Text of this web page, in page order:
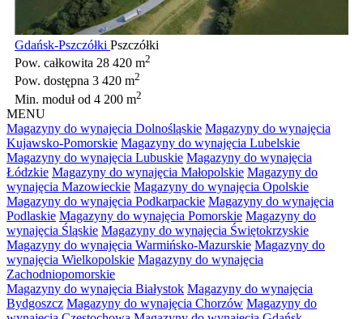
Gdańsk-Pszczółki Pszczółki
Pow. całkowita 28 420 m2
Pow. dostępna 3 420 m2
Min. modułod 4 200 m2
MENU
Magazyny do wynajęcia Dolnośląskie Magazyny do wynajęcia
Kujawsko-Pomorskie Magazyny do wynajęcia Lubelskie
Magazyny do wynajęcia Lubuskie Magazyny do wynajęcia
Łódzkie Magazyny do wynajęcia Małopolskie Magazyny do
wynajęcia Mazowieckie Magazyny do wynajęcia Opolskie
Magazyny do wynajęcia Podkarpackie Magazyny do wynajęcia
Podlaskie Magazyny do wynajęcia Pomorskie Magazyny do
wynajęcia Śląskie Magazyny do wynajęcia Świętokrzyskie
Magazyny do wynajęcia Warmińsko-Mazurskie Magazyny do
wynajęcia Wielkopolskie Magazyny do wynajęcia
Zachodniopomorskie
Magazyny do wynajęcia Białystok Magazyny do wynajęcia
Bydgoszcz Magazyny do wynajęcia Chorzów Magazyny do